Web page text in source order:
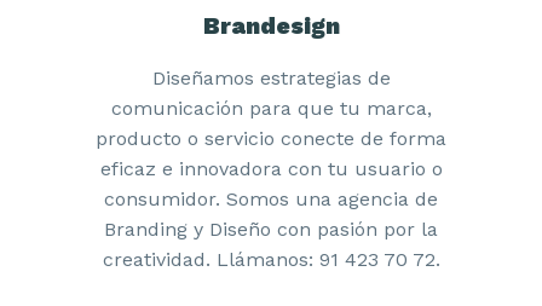
Brandesign
Diseñamos estrategias de
comunicación para que tu marca,
producto o servicio conecte de forma
eficaz e innovadora con tu usuario o
consumidor. Somos una agencia de
Branding y Diseño con pasión por la
creatividad. Llámanos: 91 423 70 72.